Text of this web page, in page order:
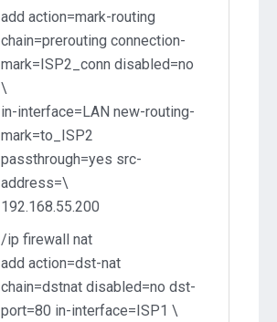
add action=mark-routing
chain=prerouting connection-
mark=ISP2_conn disabled=no
\
in-interface=LAN new-routing-
mark=to_ISP2
passthrough=yes src-
address=\
192.168.55.200
/ip firewall nat
add action=dst-nat
chain=dstnat disabled=no dst-
port=80 in-interface=ISP1 \